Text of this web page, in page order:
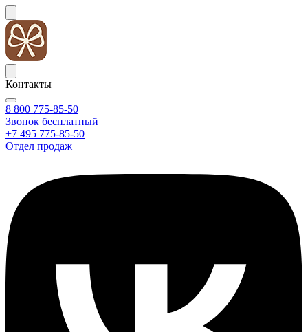
Контакты
8 800 775-85-50
Звонок бесплатный
+7 495 775-85-50
Отдел продаж